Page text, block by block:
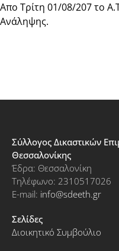
Απο Τρίτη 01/08/207 το
Ανάληψης.
Σύλλογος Δικαστικών
Θεσσαλονίκης
Έδρα: Θεσσαλονίκη
Τηλέφωνο: 2310517026
E-mail: info@sdeeth.gr
Σελίδες
Διοικητικό Συμβούλιο